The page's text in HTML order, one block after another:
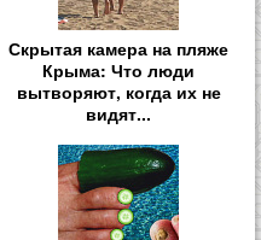
Скрытая камера на пляже
Крыма: Что люди
вытворяют, когда их не
видят...